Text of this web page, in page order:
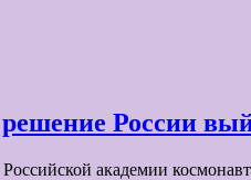
России
академии